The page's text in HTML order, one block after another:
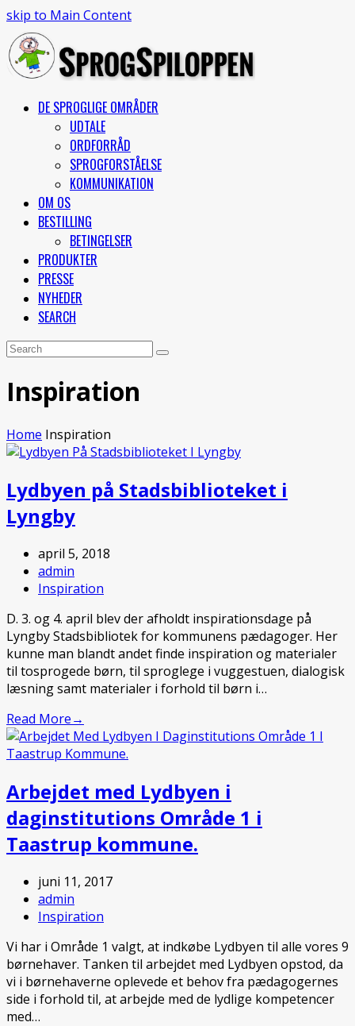
skip to Main Content
DE SPROGLIGE OMRÅDER
UDTALE
ORDFORRÅD
SPROGFORSTÅELSE
KOMMUNIKATION
OM OS
BESTILLING
BETINGELSER
PRODUKTER
PRESSE
NYHEDER
SEARCH
Open
Menu
Search
Submit
Inspiration
Home Inspiration
Lydbyen på Stadsbiblioteket i
Lyngby
april 5, 2018
admin
Inspiration
D. 3. og 4. april blev der afholdt inspirationsdage på
Lyngby Stadsbibliotek for kommunens pædagoger. Her
kunne man blandt andet finde inspiration og materialer
til tosprogede børn, til sproglege i vuggestuen, dialogisk
læsning samt materialer i forhold til børn i…
Read More→
Arbejdet med Lydbyen i
daginstitutions Område 1 i
Taastrup kommune.
juni 11, 2017
admin
Inspiration
Vi har i Område 1 valgt, at indkøbe Lydbyen til alle vores 9
børnehaver. Tanken til arbejdet med Lydbyen opstod, da
vi i børnehaverne oplevede et behov fra pædagogernes
side i forhold til, at arbejde med de lydlige kompetencer
med…